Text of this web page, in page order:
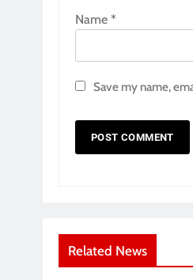
Name *
Save my name,
Related News